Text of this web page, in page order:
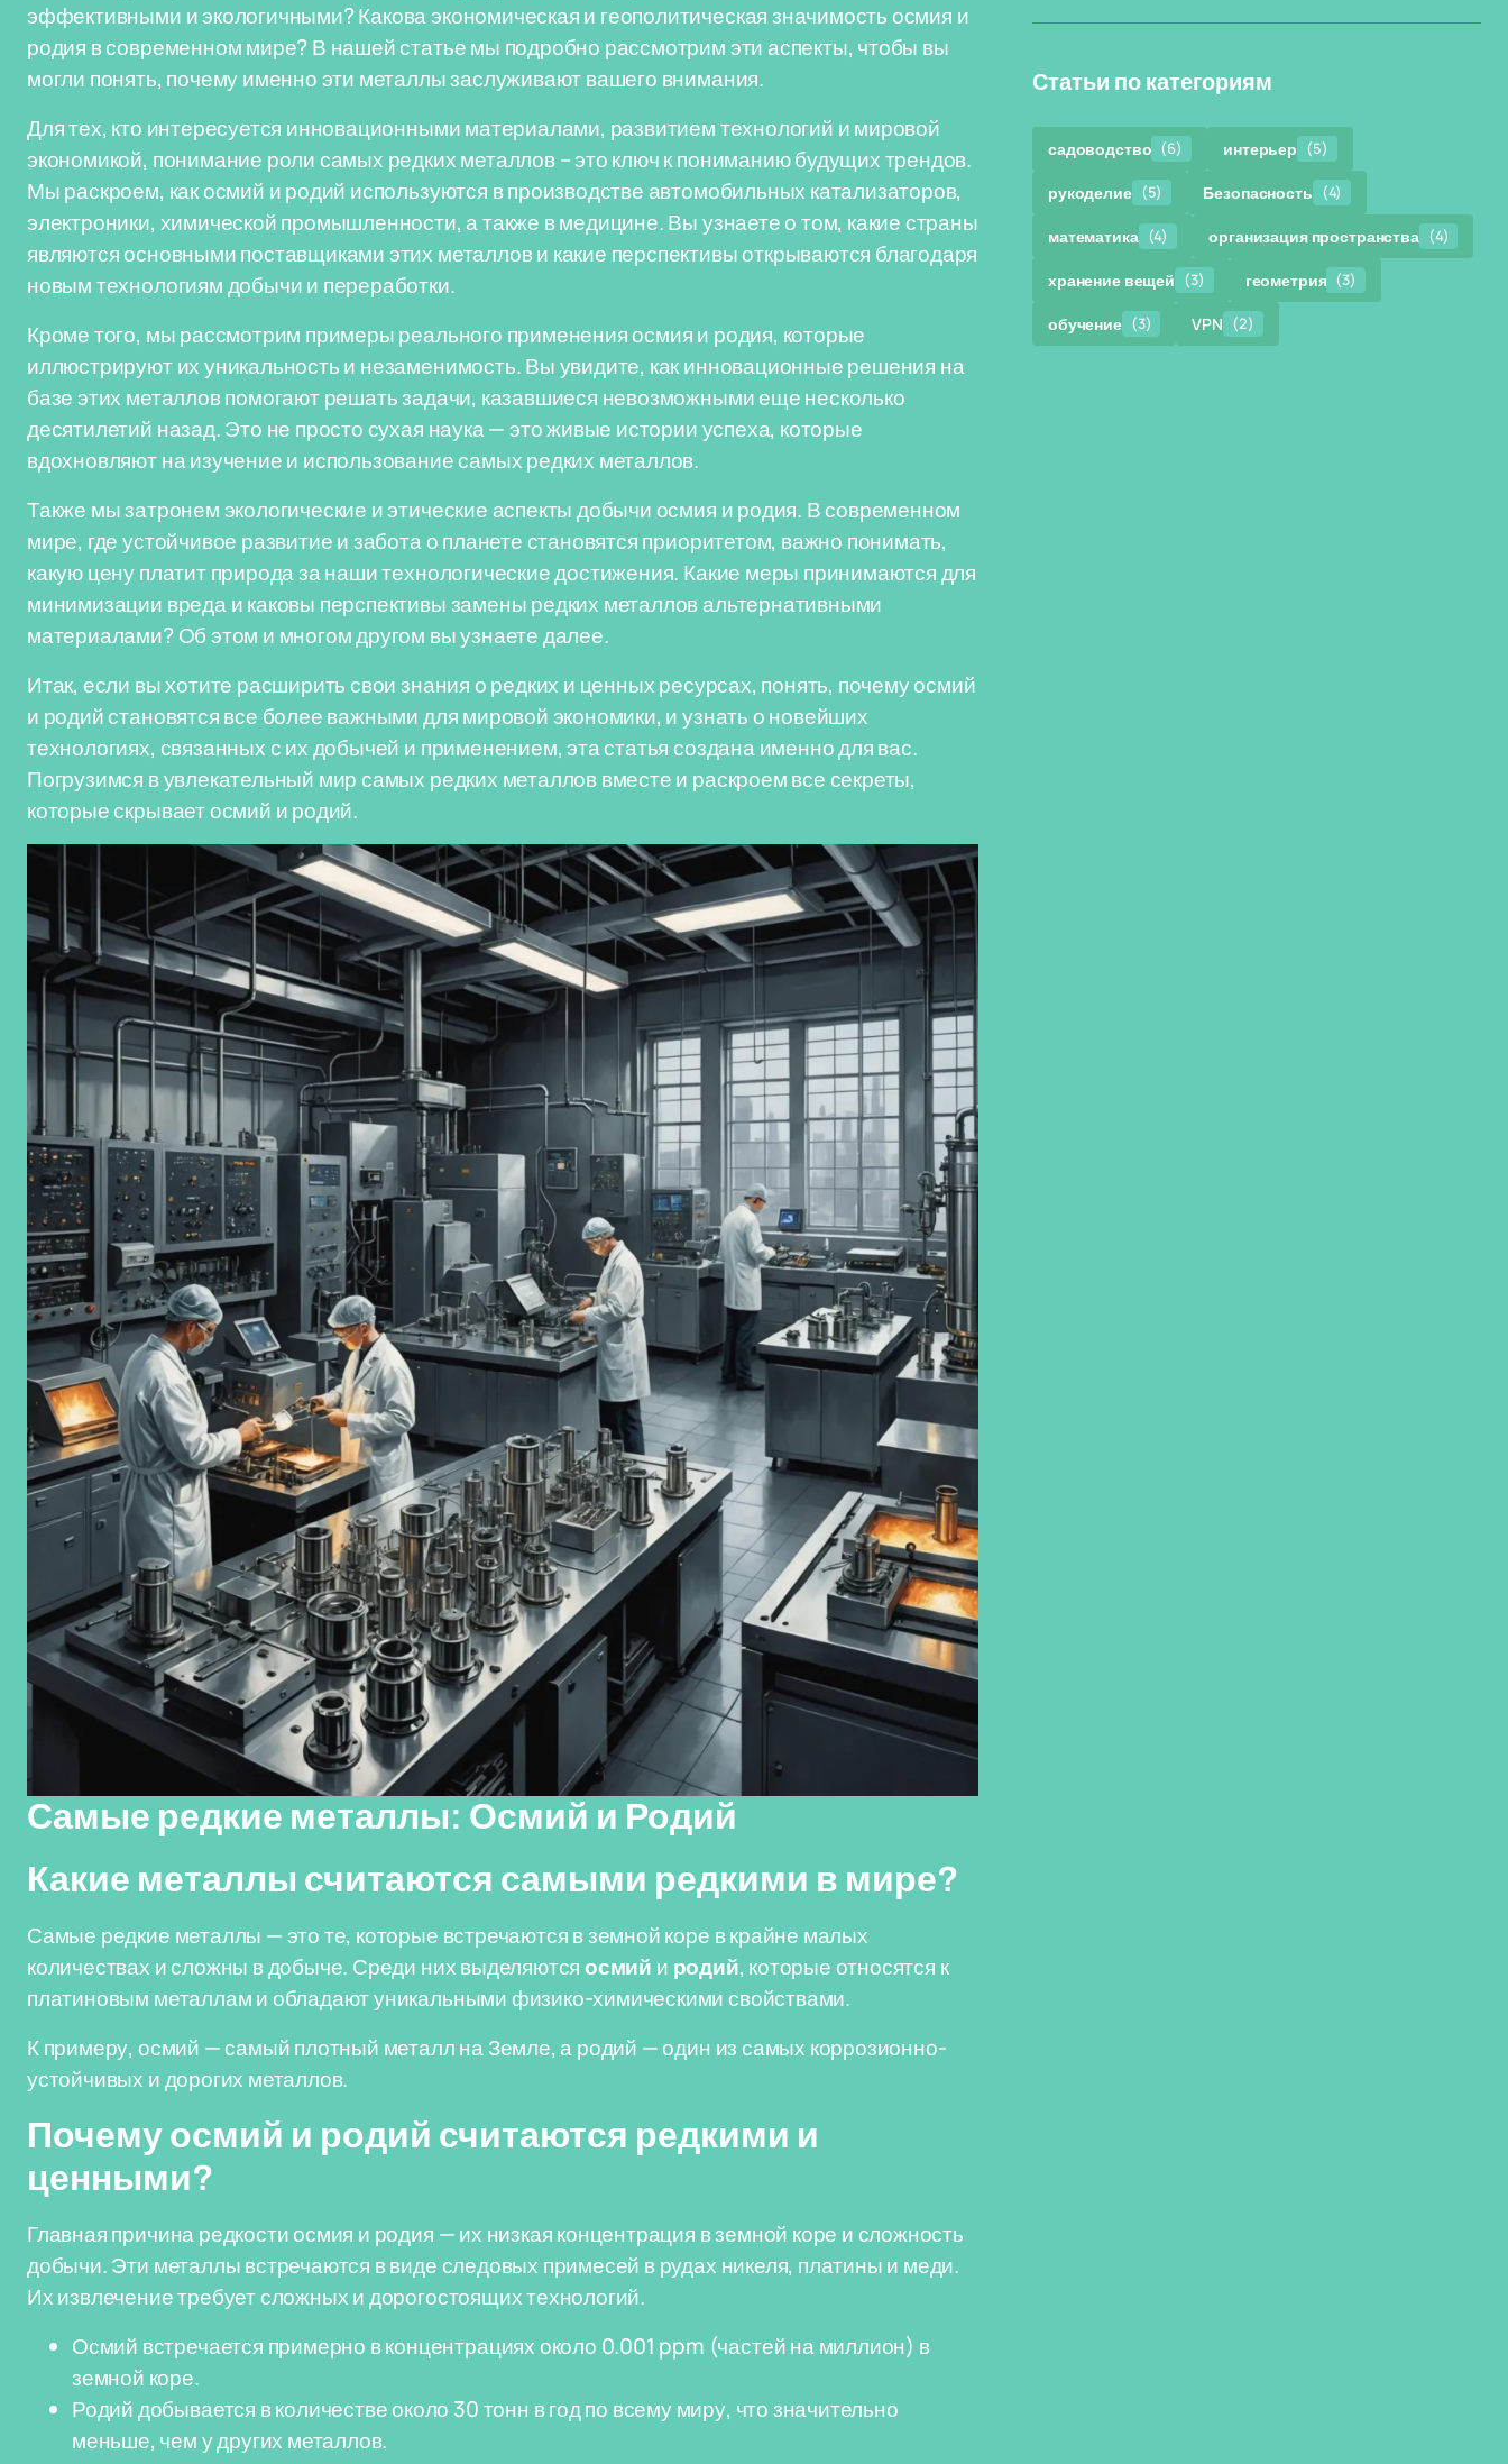
эффективными и экологичными? Какова экономическая и геополитическая значимость осмия и
родия в современном мире? В нашей статье мы подробно рассмотрим эти аспекты, чтобы вы
могли понять, почему именно эти металлы заслуживают вашего внимания.
Для тех, кто интересуется инновационными материалами, развитием технологий и мировой
экономикой, понимание роли самых редких металлов – это ключ к пониманию будущих трендов.
Мы раскроем, как осмий и родий используются в производстве автомобильных катализаторов,
электроники, химической промышленности, а также в медицине. Вы узнаете о том, какие страны
являются основными поставщиками этих металлов и какие перспективы открываются благодаря
новым технологиям добычи и переработки.
Кроме того, мы рассмотрим примеры реального применения осмия и родия, которые
иллюстрируют их уникальность и незаменимость. Вы увидите, как инновационные решения на
базе этих металлов помогают решать задачи, казавшиеся невозможными еще несколько
десятилетий назад. Это не просто сухая наука — это живые истории успеха, которые
вдохновляют на изучение и использование самых редких металлов.
Также мы затронем экологические и этические аспекты добычи осмия и родия. В современном
мире, где устойчивое развитие и забота о планете становятся приоритетом, важно понимать,
какую цену платит природа за наши технологические достижения. Какие меры принимаются для
минимизации вреда и каковы перспективы замены редких металлов альтернативными
материалами? Об этом и многом другом вы узнаете далее.
Итак, если вы хотите расширить свои знания о редких и ценных ресурсах, понять, почему осмий
и родий становятся все более важными для мировой экономики, и узнать о новейших
технологиях, связанных с их добычей и применением, эта статья создана именно для вас.
Погрузимся в увлекательный мир самых редких металлов вместе и раскроем все секреты,
которые скрывает осмий и родий.
Самые редкие металлы: Осмий и Родий
Какие металлы считаются самыми редкими в мире?
Самые редкие металлы — это те, которые встречаются в земной коре в крайне малых
количествах и сложны в добыче. Среди них выделяютсяосмий и родий, которые относятся к
платиновым металлам и обладают уникальными физико-химическими свойствами.
К примеру, осмий — самый плотный металл на Земле, а родий — один из самых коррозионно-
устойчивых и дорогих металлов.
Почему осмий и родий считаются редкими и
ценными?
Главная причина редкости осмия и родия — их низкая концентрация в земной коре и сложность
добычи. Эти металлы встречаются в виде следовых примесей в рудах никеля, платины и меди.
Их извлечение требует сложных и дорогостоящих технологий.
Осмий встречается примерно в концентрациях около 0.001 ppm (частей на миллион) в
земной коре.
Родий добывается в количестве около 30 тонн в год по всему миру, что значительно
меньше, чем у других металлов.
Статьи по категориям
садоводство (6) интерьер (5)
рукоделие (5) Безопасность (4)
математика (4) организация пространства (4)
хранение вещей (3) геометрия (3)
обучение (3) VPN (2)